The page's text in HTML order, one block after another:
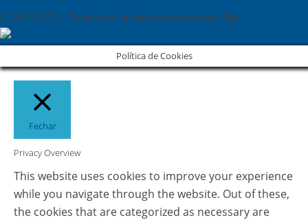
© 2025 AEP - Todos os direitos reservados. By:
Política de Cookies
Fechar
Privacy Overview
This website uses cookies to improve your experience
while you navigate through the website. Out of these,
the cookies that are categorized as necessary are